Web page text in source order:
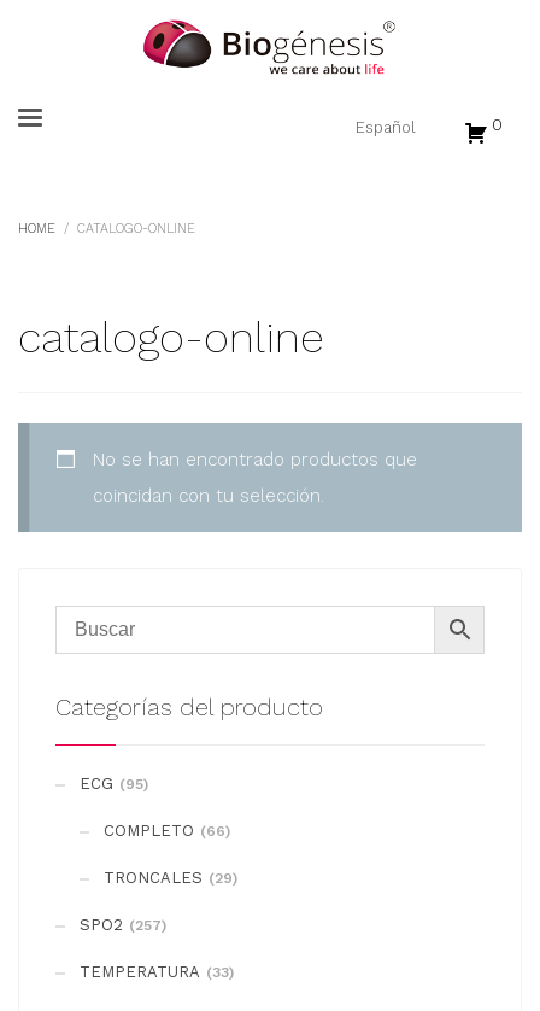
0
HOME CATALOGO-ONLINE
catalogo-online
No se han encontrado productos que
coincidan con tu selección.
Categorías del producto
ECG (95)
COMPLETO (66)
TRONCALES (29)
SPO2 (257)
TEMPERATURA (33)